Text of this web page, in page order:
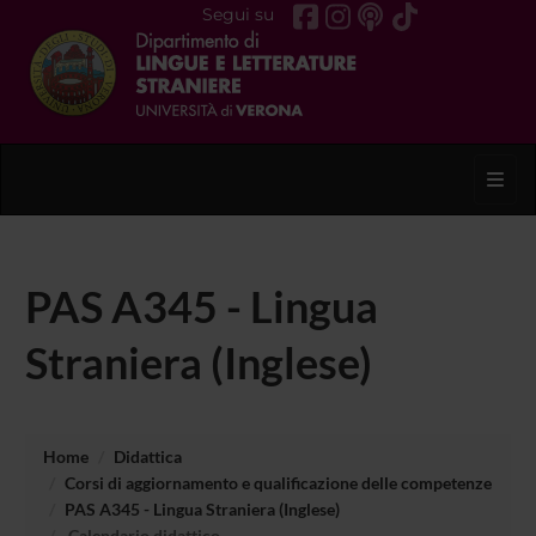
Segui su
PAS A345 - Lingua
Straniera (Inglese)
Home
Didattica
Corsi di aggiornamento e qualificazione delle competenze
PAS A345 - Lingua Straniera (Inglese)